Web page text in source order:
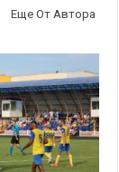
Еще От Автора